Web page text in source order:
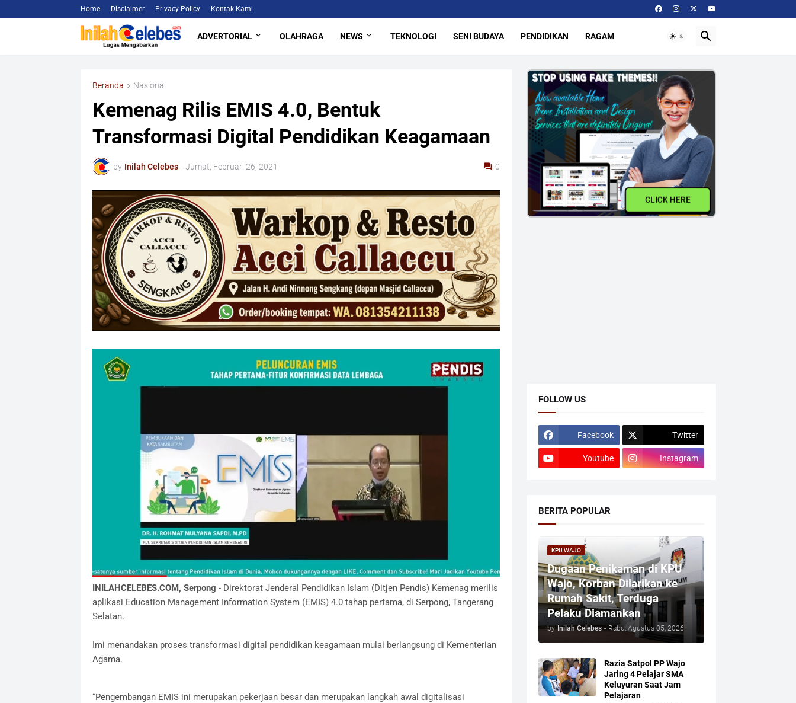
Home Disclaimer Privacy Policy Kontak Kami
ADVERTORIAL OLAHRAGA NEWS TEKNOLOGI SENI BUDAYA PENDIDIKAN RAGAM
Beranda Nasional
Kemenag Rilis EMIS 4.0, Bentuk
Transformasi Digital Pendidikan Keagamaan
by Inilah Celebes - Jumat, Februari 26, 2021 0
INILAHCELEBES.COM, Serpong - Direktorat Jenderal Pendidikan Islam (Ditjen Pendis) Kemenag merilis
aplikasi Education Management Information System (EMIS) 4.0 tahap pertama, di Serpong, Tangerang
Selatan.
Imi menandakan proses transformasi digital pendidikan keagamaan mulai berlangsung di Kementerian
Agama.
“Pengembangan EMIS ini merupakan pekerjaan besar dan merupakan langkah awal digitalisasi
CLICK HERE
FOLLOW US
Facebook Twitter
Youtube Instagram
BERITA POPULAR
KPU WAJO
Dugaan Penikaman di KPU
Wajo, Korban Dilarikan ke
Rumah Sakit, Terduga
Pelaku Diamankan
by Inilah Celebes - Rabu, Agustus 05, 2026
Razia Satpol PP Wajo
Jaring 4 Pelajar SMA
Keluyuran Saat Jam
Pelajaran